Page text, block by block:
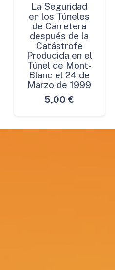
La Seguridad
en los Túneles
de Carretera
después de la
Catástrofe
Producida en el
Túnel de Mont-
Blanc el 24 de
Marzo de 1999
5,00 €